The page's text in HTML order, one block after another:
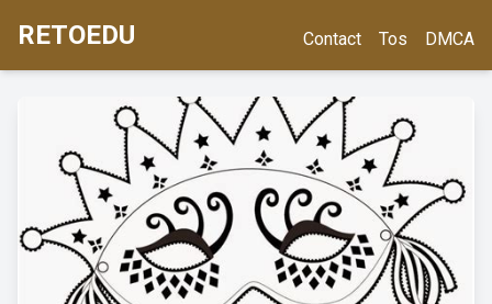
RETOEDU Contact Tos DMCA